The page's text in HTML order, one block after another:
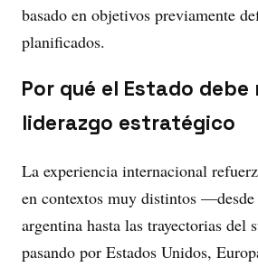
basado en objetivos previamente
planificados.
Por qué el Estado
liderazgo estratégico
La experiencia internacional
en contextos muy distintos
argentina hasta las trayectorias del
pasando por Estados Unidos,